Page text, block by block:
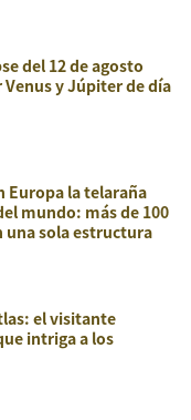
del 12 de agosto
y Júpiter de día
Europa la telaraña
mundo: más de 100
una sola estructura
el visitante
intriga a los